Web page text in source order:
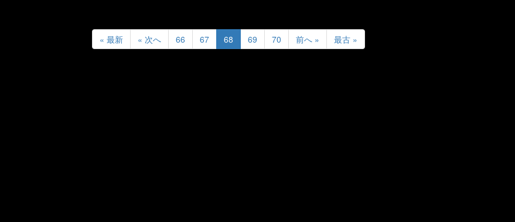
« 最新 « 次へ 66 67 68 69 70 前へ » 最古 »